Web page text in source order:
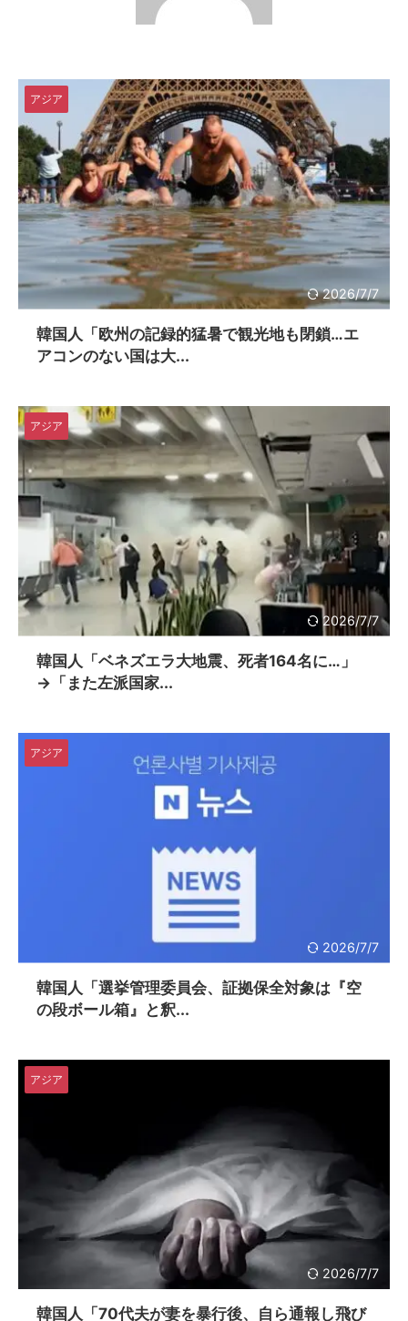
2026/7/7
アジア
韓国人「欧州の記録的猛暑で観光地も閉鎖…エ
アコンのない国は大...
2026/7/7
アジア
韓国人「ベネズエラ大地震、死者164名に…」
→「また左派国家...
2026/7/7
アジア
韓国人「選挙管理委員会、証拠保全対象は『空
の段ボール箱』と釈...
2026/7/7
アジア
韓国人「70代夫が妻を暴行後、自ら通報し飛び